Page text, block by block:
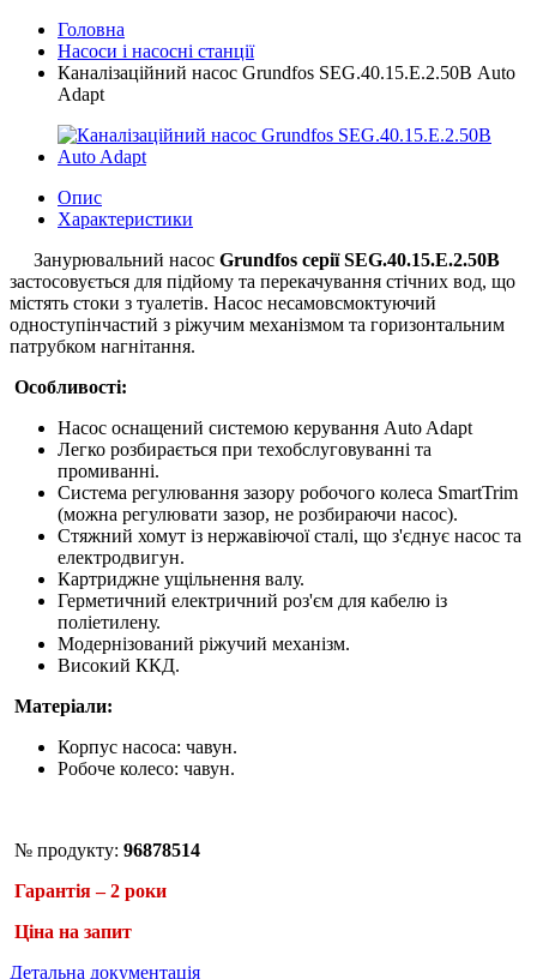
Головна
Насоси і насосні станції
Каналізаційний насос Grundfos SEG.40.15.Е.2.50В Auto
Adapt
Опис
Характеристики
Занурювальний насос Grundfos серії SEG.40.15.Е.2.50В
застосовується для підйому та перекачування стічних вод, що
містять стоки з туалетів. Насос несамовсмоктуючий
одноступінчастий з ріжучим механізмом та горизонтальним
патрубком нагнітання.
Особливості:
Насос оснащений системою керування Auto Adapt
Легко розбирається при техобслуговуванні та
промиванні.
Система регулювання зазору робочого колеса SmartTrim
(можна регулювати зазор, не розбираючи насос).
Стяжний хомут із нержавіючої сталі, що з'єднує насос та
електродвигун.
Картриджне ущільнення валу.
Герметичний електричний роз'єм для кабелю із
поліетилену.
Модернізований ріжучий механізм.
Високий ККД.
Матеріали:
Корпус насоса: чавун.
Робоче колесо: чавун.
№ продукту: 96878514
Гарантія – 2 роки
Ціна на запит
Детальна документація